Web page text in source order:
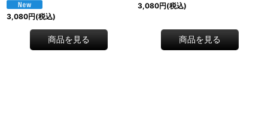
3,080円(税込)
商品を見る
3,080円(税込)
商品を見る